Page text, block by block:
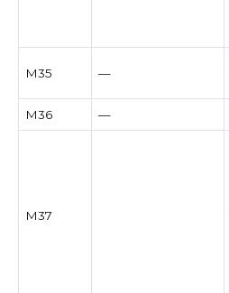
M35 —
M36 —
M37